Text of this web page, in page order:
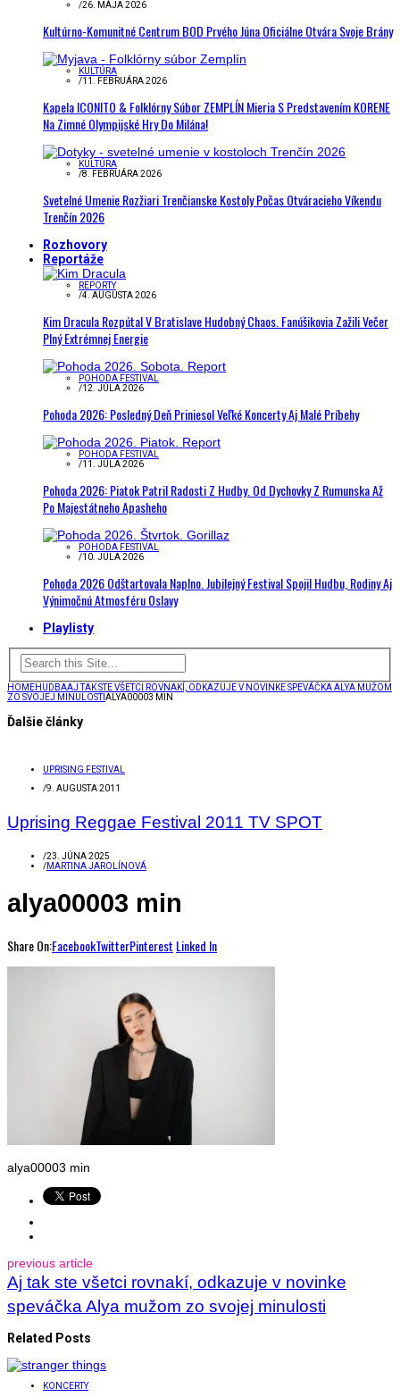
/26. MÁJA 2026
Kultúrno-Komunitné Centrum BOD Prvého Júna Oficiálne Otvára Svoje Brány
KULTÚRA
/11. FEBRUÁRA 2026
Kapela ICONITO & Folklórny Súbor ZEMPLÍN Mieria S Predstavením KORENE
Na Zimné Olympijské Hry Do Milána!
KULTÚRA
/8. FEBRUÁRA 2026
Svetelné Umenie Rozžiari Trenčianske Kostoly Počas Otváracieho Víkendu
Trenčín 2026
Rozhovory
Reportáže
REPORTY
/4. AUGUSTA 2026
Kim Dracula Rozpútal V Bratislave Hudobný Chaos. Fanúšikovia Zažili Večer
Plný Extrémnej Energie
POHODA FESTIVAL
/12. JÚLA 2026
Pohoda 2026: Posledný Deň Priniesol Veľké Koncerty Aj Malé Príbehy
POHODA FESTIVAL
/11. JÚLA 2026
Pohoda 2026: Piatok Patril Radosti Z Hudby. Od Dychovky Z Rumunska Až
Po Majestátneho Apasheho
POHODA FESTIVAL
/10. JÚLA 2026
Pohoda 2026 Odštartovala Naplno. Jubilejný Festival Spojil Hudbu, Rodiny Aj
Výnimočnú Atmosféru Oslavy
Playlisty
HOMEHUDBAAJ TAK STE VŠETCI ROVNAKÍ, ODKAZUJE V NOVINKE SPEVÁČKA ALYA MUŽOM
ZO SVOJEJ MINULOSTIALYA00003 MIN
Ďalšie články
UPRISING FESTIVAL
/9. AUGUSTA 2011
Uprising Reggae Festival 2011 TV SPOT
/23. JÚNA 2025
/MARTINA JAROLÍNOVÁ
alya00003 min
Share On:FacebookTwitterPinterest Linked In
alya00003 min
previous article
Aj tak ste všetci rovnakí, odkazuje v novinke
speváčka Alya mužom zo svojej minulosti
Related Posts
KONCERTY